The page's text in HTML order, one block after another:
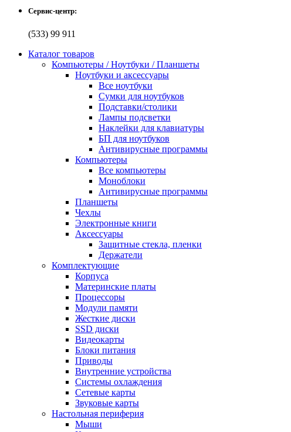
Сервис-центр:
(533) 99 911
Каталог товаров
Компьютеры / Ноутбуки / Планшеты
Ноутбуки и аксессуары
Все ноутбуки
Сумки для ноутбуков
Подставки/столики
Лампы подсветки
Наклейки для клавиатуры
БП для ноутбуков
Антивирусные программы
Компьютеры
Все компьютеры
Моноблоки
Антивирусные программы
Планшеты
Чехлы
Электронные книги
Аксессуары
Защитные стекла, пленки
Держатели
Комплектующие
Корпуса
Материнские платы
Процессоры
Модули памяти
Жесткие диски
SSD диски
Видеокарты
Блоки питания
Приводы
Внутренние устройства
Системы охлаждения
Сетевые карты
Звуковые карты
Настольная периферия
Мыши